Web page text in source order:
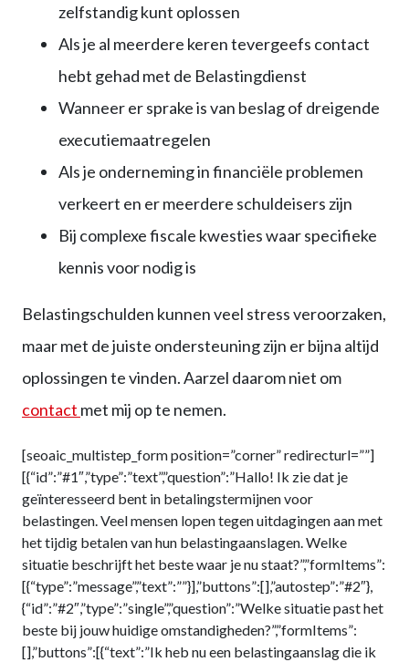
zelfstandig kunt oplossen
Als je al meerdere keren tevergeefs contact
hebt gehad met de Belastingdienst
Wanneer er sprake is van beslag of dreigende
executiemaatregelen
Als je onderneming in financiële problemen
verkeert en er meerdere schuldeisers zijn
Bij complexe fiscale kwesties waar specifieke
kennis voor nodig is
Belastingschulden kunnen veel stress veroorzaken,
maar met de juiste ondersteuning zijn er bijna altijd
oplossingen te vinden. Aarzel daarom niet om
contact met mij op te nemen.
[seoaic_multistep_form position=”corner” redirecturl=””]
[{“id”:”#1″,”type”:”text”,”question”:”Hallo! Ik zie dat je
geïnteresseerd bent in betalingstermijnen voor
belastingen. Veel mensen lopen tegen uitdagingen aan met
het tijdig betalen van hun belastingaanslagen. Welke
situatie beschrijft het beste waar je nu staat?”,”formItems”:
[{“type”:”message”,”text”:””}],”buttons”:[],”autostep”:”#2″},
{“id”:”#2″,”type”:”single”,”question”:”Welke situatie past het
beste bij jouw huidige omstandigheden?”,”formItems”:
[],”buttons”:[{“text”:”Ik heb nu een belastingaanslag die ik